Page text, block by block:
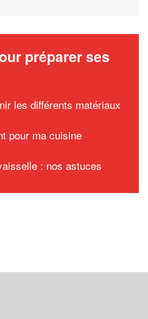
préparer ses
les différents matériaux
pour ma cuisine
: nos astuces